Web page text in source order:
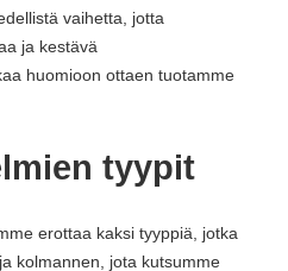
vaihetta, jotta
ja kestävä
huomioon ottaen tuotamme
tyypit
erottaa kaksi tyyppiä, jotka
kolmannen, jota kutsumme